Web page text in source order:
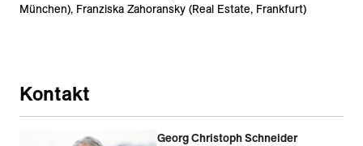
München), Franziska Zahoransky (Real Estate, Frankfurt)
Kontakt
Georg Christoph Schneider